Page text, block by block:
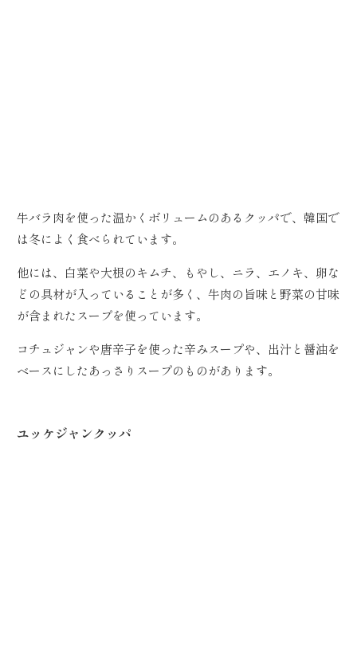
牛バラ肉を使った温かくボリュームのあるクッパで、韓国で
は冬によく食べられています。
他には、白菜や大根のキムチ、もやし、ニラ、エノキ、卵な
どの具材が入っていることが多く、牛肉の旨味と野菜の甘味
が含まれたスープを使っています。
コチュジャンや唐辛子を使った辛みスープや、出汁と醤油を
ベースにしたあっさりスープのものがあります。
ユッケジャンクッパ